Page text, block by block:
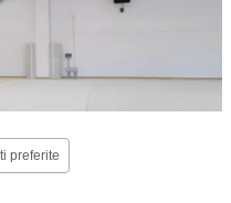
preferite